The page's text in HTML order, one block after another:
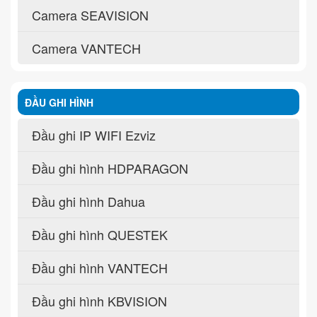
Camera SEAVISION
Camera VANTECH
ĐẦU GHI HÌNH
Đầu ghi IP WIFI Ezviz
Đầu ghi hình HDPARAGON
Đầu ghi hình Dahua
Đầu ghi hình QUESTEK
Đầu ghi hình VANTECH
Đầu ghi hình KBVISION